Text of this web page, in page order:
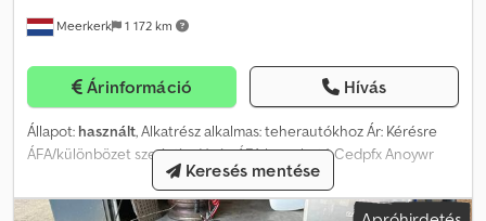
Meerkerk 1 172 km
Árinformáció Hívás
Állapot: használt, Alkatrész alkalmas: teherautókhoz Ár: Kérésre
ÁFA/különbözet szerinti adózás: ÁFA levonható Cedpfx Anoywr
Rpjvorf Típusazonosító: 2189380Keresés mentése